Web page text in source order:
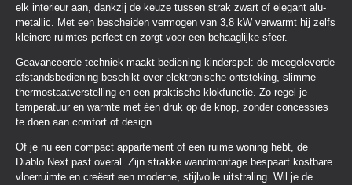
elk interieur aan, dankzij de keuze tussen strak zwart of elegant alu-
metallic. Met een bescheiden vermogen van 3,8 kW verwarmt hij zelfs
kleinere ruimtes perfect en zorgt voor een behaaglijke sfeer.
Geavanceerde techniek maakt bediening kinderspel: de meegeleverde
afstandsbediening beschikt over elektronische ontsteking, slimme
thermostaatverstelling en een praktische klokfunctie. Zo regel je
temperatuur en warmte met één druk op de knop, zonder concessies
te doen aan comfort of design.
Of je nu een compact appartement of een ruime woning hebt, de
Diablo Next past overal. Zijn strakke wandmontage bespaart kostbare
vloerruimte en creëert een moderne, stijlvolle uitstraling. Wil je de